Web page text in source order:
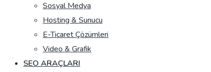
Sosyal Medya
Hosting & Sunucu
E-Ticaret Çözümleri
Video & Grafik
SEO ARAÇLARI